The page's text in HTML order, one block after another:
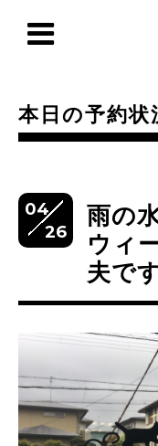
本日の予約状
04
26
雨の
ウィ
夫です